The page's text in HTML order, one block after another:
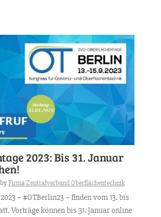
2023: Bis 31. Januar
byFirma Zentralverband Oberflächentechnik
– #OTBerlin23 – finden vom 13. bis
Vorträge können bis 31. Januar online